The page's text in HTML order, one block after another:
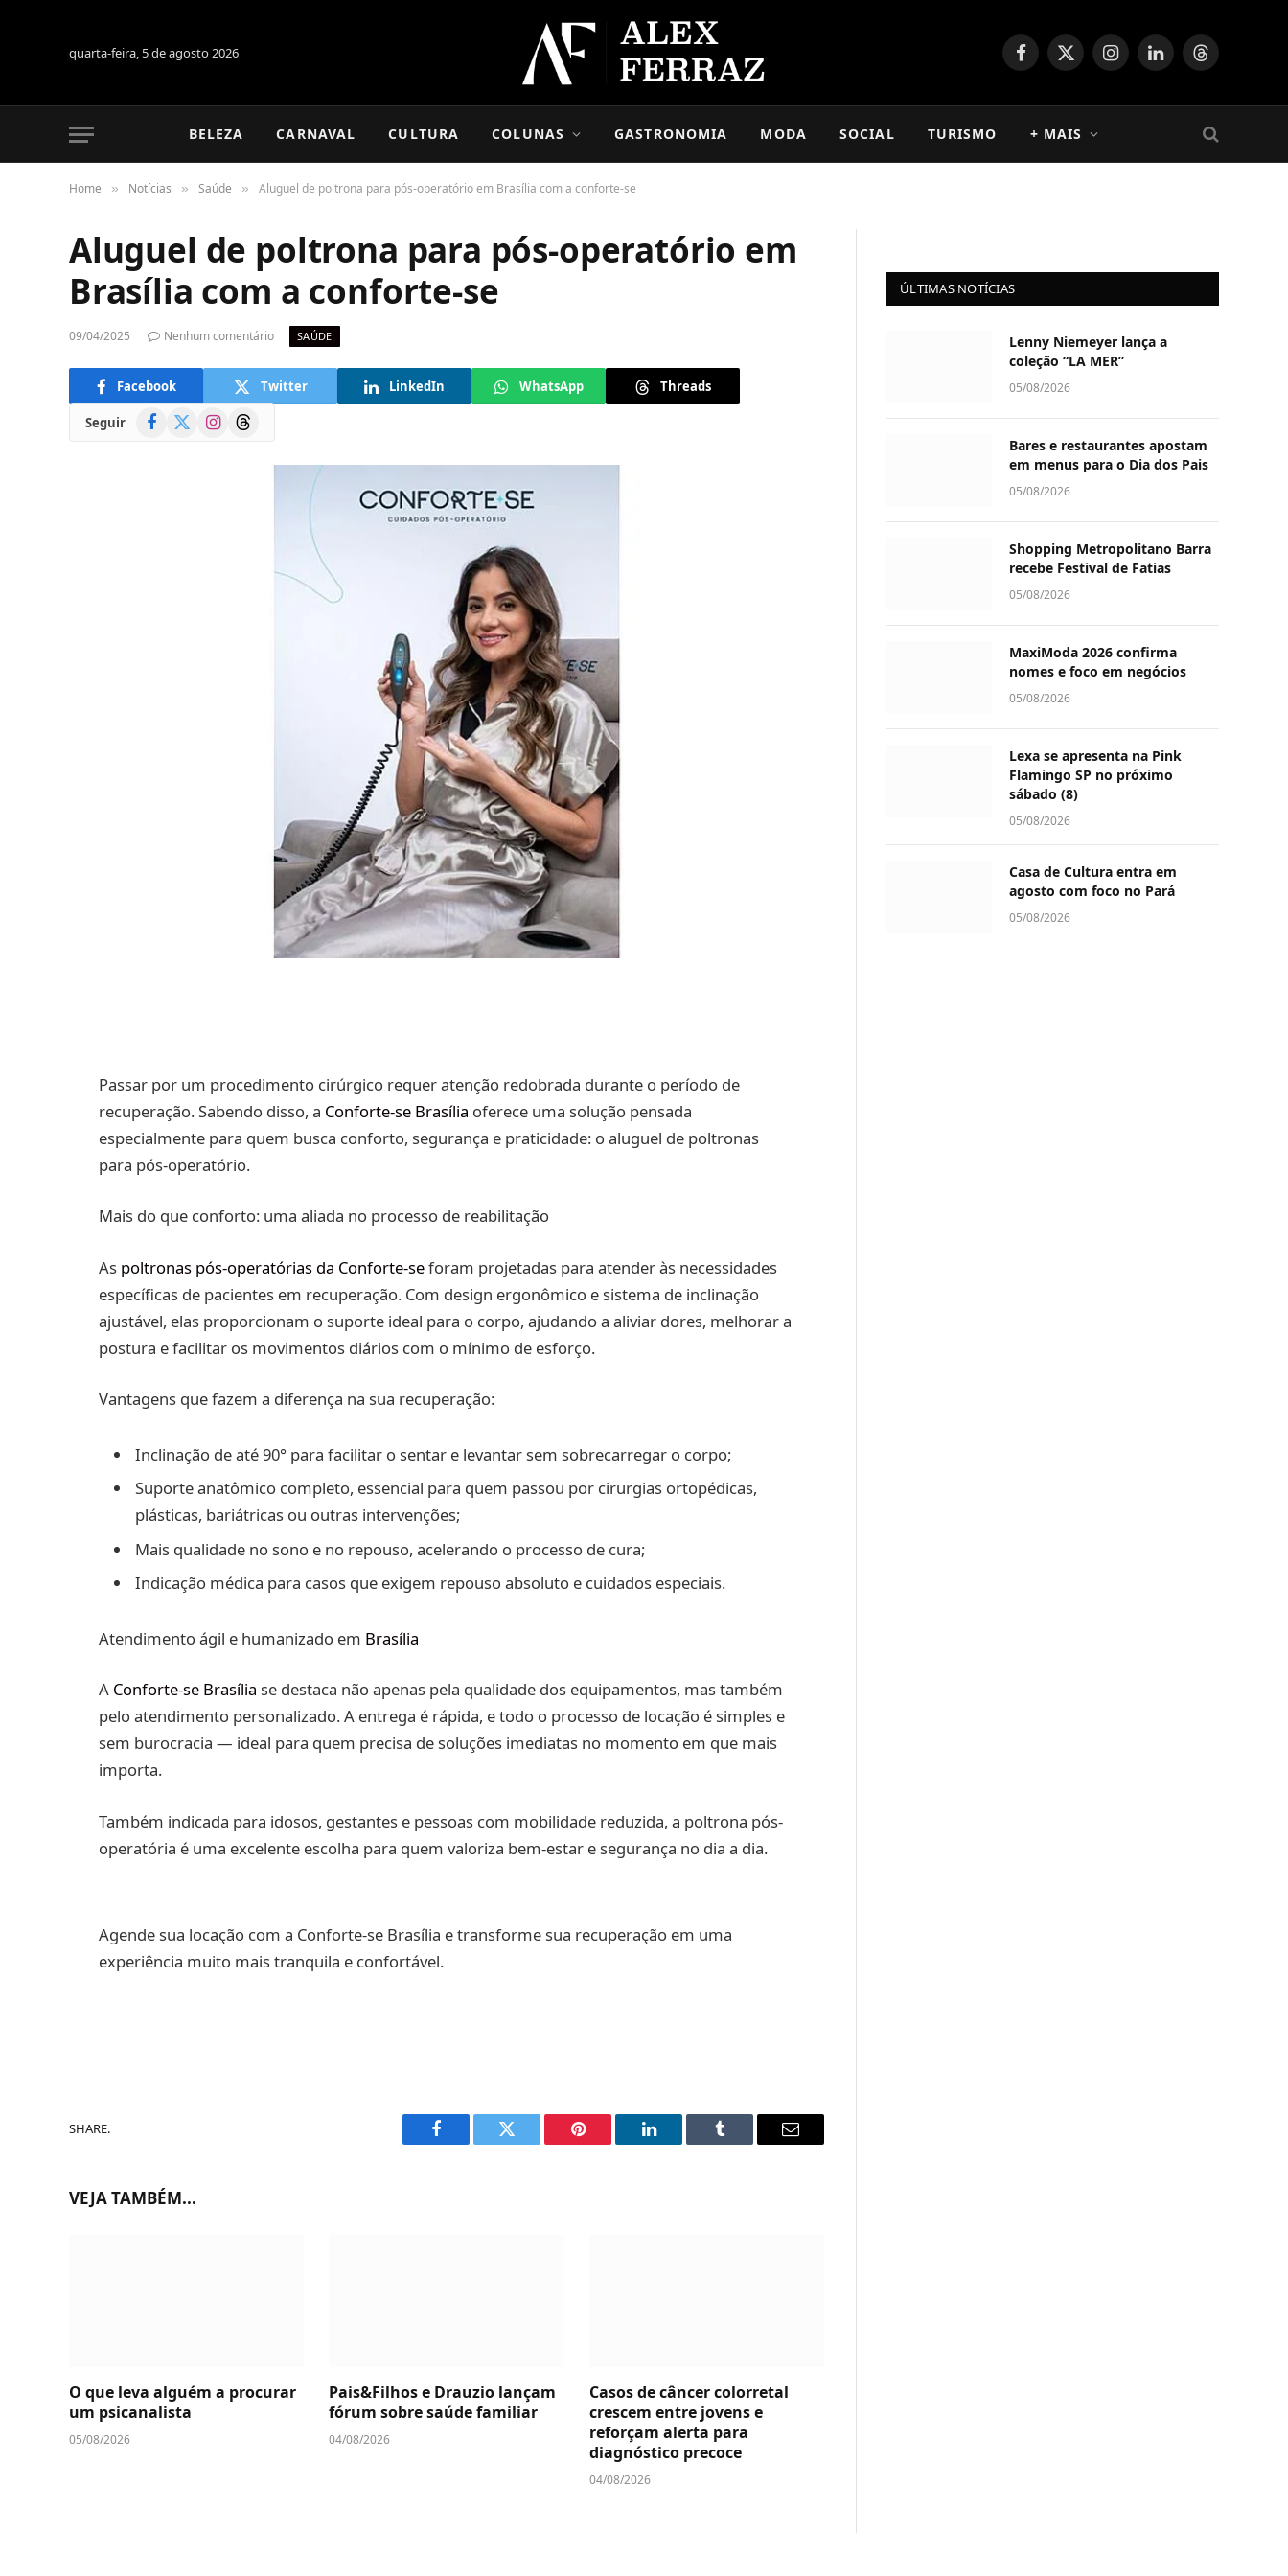
quarta-feira, 5 de agosto 2026 Facebook
X
InstagramLinkedInThreads
BELEZA CARNAVAL CULTURA COLUNAS GASTRONOMIA MODA SOCIAL TURISMO + MAIS
Home » Notícias » Saúde » Aluguel de poltrona para pós-operatório em Brasília com a conforte-se
Aluguel de poltrona para pós-operatório em
Brasília com a conforte-se
09/04/2025 Nenhum comentário SAÚDE
Facebook Twitter LinkedIn WhatsApp Threads
Seguir Facebook
(Twitter)
InstagramThreads
Passar por um procedimento cirúrgico requer atenção redobrada durante o período de
recuperação. Sabendo disso, a Conforte-se Brasília oferece uma solução pensada
especialmente para quem busca conforto, segurança e praticidade: o aluguel de poltronas
para pós-operatório.
Mais do que conforto: uma aliada no processo de reabilitação
As poltronas pós-operatórias da Conforte-seforam projetadas para atender às necessidades
específicas de pacientes em recuperação. Com design ergonômico e sistema de inclinação
ajustável, elas proporcionam o suporte ideal para o corpo, ajudando a aliviar dores, melhorar a
postura e facilitar os movimentos diários com o mínimo de esforço.
Vantagens que fazem a diferença na sua recuperação:
Inclinação de até 90° para facilitar o sentar e levantar sem sobrecarregar o corpo;
Suporte anatômico completo, essencial para quem passou por cirurgias ortopédicas,
plásticas, bariátricas ou outras intervenções;
Mais qualidade no sono e no repouso, acelerando o processo de cura;
Indicação médica para casos que exigem repouso absoluto e cuidados especiais.
Atendimento ágil e humanizado em Brasília
A Conforte-se Brasília se destaca não apenas pela qualidade dos equipamentos, mas também
pelo atendimento personalizado. A entrega é rápida, e todo o processo de locação é simples e
sem burocracia — ideal para quem precisa de soluções imediatas no momento em que mais
importa.
Também indicada para idosos, gestantes e pessoas com mobilidade reduzida, a poltrona pós-
operatória é uma excelente escolha para quem valoriza bem-estar e segurança no dia a dia.
Agende sua locação com a Conforte-se Brasília e transforme sua recuperação em uma
experiência muito mais tranquila e confortável.
SHARE.
Facebook Twitter Pinterest LinkedIn Tumblr Email
VEJA TAMBÉM...
O que leva alguém a procurar
um psicanalista
05/08/2026
Pais&Filhos e Drauzio lançam
fórum sobre saúde familiar
04/08/2026
Casos de câncer colorretal
crescem entre jovens e
reforçam alerta para
diagnóstico precoce
04/08/2026
ÚLTIMAS NOTÍCIAS
Lenny Niemeyer lança a
coleção “LA MER”
05/08/2026
Bares e restaurantes apostam
em menus para o Dia dos Pais
05/08/2026
Shopping Metropolitano Barra
recebe Festival de Fatias
05/08/2026
MaxiModa 2026 confirma
nomes e foco em negócios
05/08/2026
Lexa se apresenta na Pink
Flamingo SP no próximo
sábado (8)
05/08/2026
Casa de Cultura entra em
agosto com foco no Pará
05/08/2026